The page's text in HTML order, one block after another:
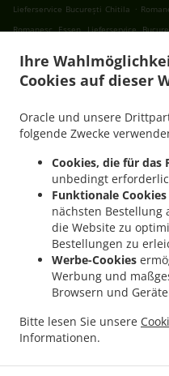
Ihre
Cookies auf dieser
Oracle und unsere
folgende Zwecke
Cookies, die für das
unbedingt
Funktionale Cookies
nächsten
die Website zu
Bestellungen zu
Werbe-Cookies
Werbung und
Browsern und
Bitte lesen Sie unsere
Informationen.
Lieferservice București Chitila .
Romanesc Essen Lieferservice
Romanesc Essen Lieferservice
.
Essen Lieferservice București Băneasa
Sector 3
Romanesc Essen
Romanesc Essen Lieferservice
București Sector 6
Romanesc
Essen Lieferservice București .
Romanesc Essen Lieferservice
Lieferservice Popești-Leordeni
.
Romanesc Essen Lieferservice
. Romanesc Essen
Essen Lieferservice Măgurele